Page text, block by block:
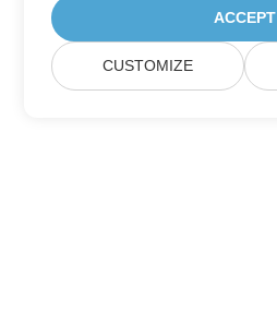
ACCEPT
CUSTOMIZE